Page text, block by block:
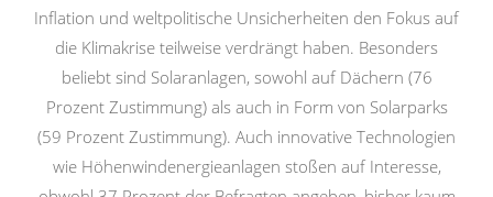
Inflation und weltpolitische Unsicherheiten den Fokus auf
die Klimakrise teilweise verdrängt haben. Besonders
beliebt sind Solaranlagen, sowohl auf Dächern (76
Prozent Zustimmung) als auch in Form von Solarparks
(59 Prozent Zustimmung). Auch innovative Technologien
wie Höhenwindenergieanlagen stoßen auf Interesse,